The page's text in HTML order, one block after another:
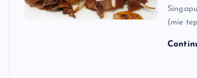
(mie